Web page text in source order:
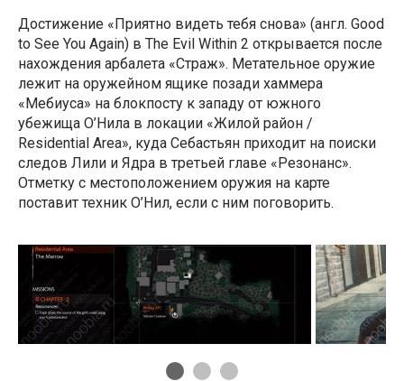
Достижение «Приятно видеть тебя снова» (англ. Good
to See You Again) в The Evil Within 2 открывается после
нахождения арбалета «Страж». Метательное оружие
лежит на оружейном ящике позади хаммера
«Мебиуса» на блокпосту к западу от южного
убежища О’Нила в локации «Жилой район /
Residential Area», куда Себастьян приходит на поиски
следов Лили и Ядра в третьей главе «Резонанс».
Отметку с местоположением оружия на карте
поставит техник О’Нил, если с ним поговорить.